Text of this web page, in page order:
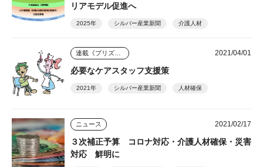
リアモデル促進へ
2025年 シルバー産業新聞 介護人材
2021/04/01
必要なケアスタッフ支援策
2021年 シルバー産業新聞 人材確保
ニュース 2021/02/17
３次補正予算 コロナ対応・介護人材確保・災害
対応 鮮明に